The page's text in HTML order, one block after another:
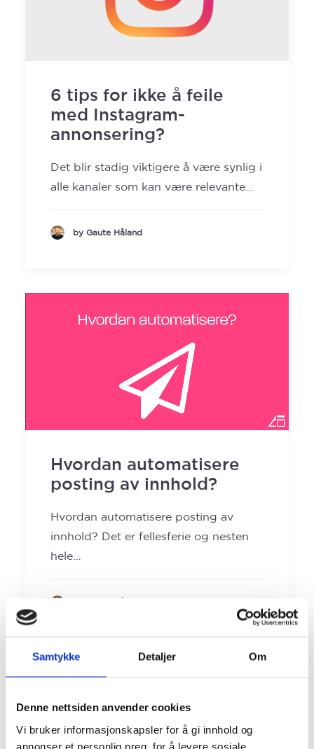
Samtykke Detaljer Om
Denne nettsiden anvender cookies
Vi bruker informasjonskapsler for å gi innhold og
annonser et personlig preg, for å levere sosiale
6 tips for ikke å feile
med Instagram-
annonsering?
Det blir stadig viktigere å være synlig i
alle kanaler som kan være relevante…
by Gaute Håland
Hvordan automatisere
posting av innhold?
Hvordan automatisere posting av
innhold? Det er fellesferie og nesten
hele…